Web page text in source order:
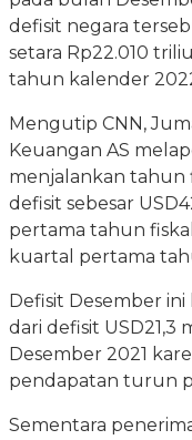
defisit negara
setara Rp22.010
tahun kalender
Mengutip CNN,
Keuangan AS
menjalankan tahun
defisit sebesar
pertama tahun
kuartal pertama
Defisit Desember
dari defisit USD21,3
Desember 2021
pendapatan turun
Sementara